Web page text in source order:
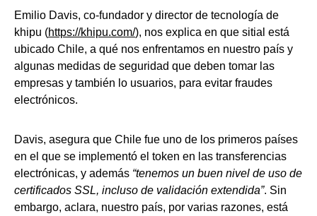
Emilio Davis, co-fundador y director de tecnología de
khipu (https://khipu.com/), nos explica en que sitial está
ubicado Chile, a qué nos enfrentamos en nuestro país y
algunas medidas de seguridad que deben tomar las
empresas y también lo usuarios, para evitar fraudes
electrónicos.
Davis, asegura que Chile fue uno de los primeros países
en el que se implementó el token en las transferencias
electrónicas, y además “tenemos un buen nivel de uso de
certificados SSL, incluso de validación extendida”. Sin
embargo, aclara, nuestro país, por varias razones, está